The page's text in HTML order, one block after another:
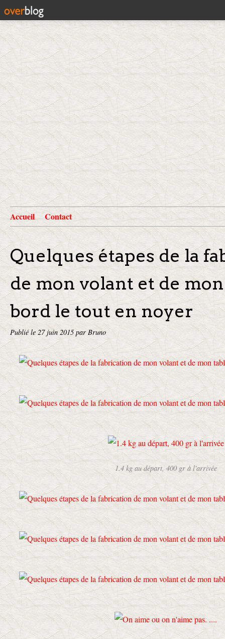
Accueil Contact
Quelques étapes de la
de mon volant et de
bord le tout en noyer
Publié le 27 juin 2015 par Bruno
1.4 kg au départ, 400 gr à l'arrivée